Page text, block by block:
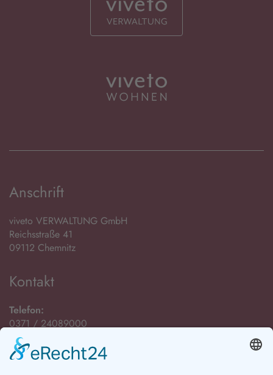
Anschrift
viveto VERWALTUNG GmbH
Reichsstraße 41
09112 Chemnitz
Kontakt
Telefon:
0371 / 24089000
E-Mail: